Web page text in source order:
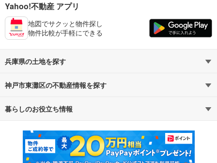
Yahoo!不動産 アプリ
地図でサクッと物件探し
物件比較が手軽にできる
兵庫県の土地を探す
路線・駅から探す
通勤・通学時間から探す
神戸市東灘区の不動産情報を探す
不動産・住宅
新築マンション 中古マンション
新築一戸建て 中古一戸建て
暮らしのお役立ち情報
マンションカタログ 教えて！住まいの先生